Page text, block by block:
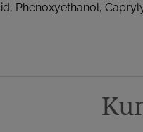
Phenoxyethanol,